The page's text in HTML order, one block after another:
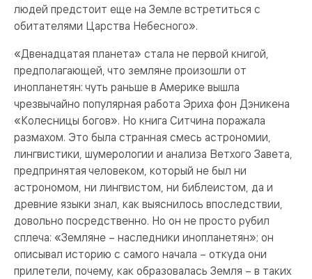
людей предстоит еще на Земле встретиться с
обитателями Царства Небесного».
«Двенадцатая планета» стала не первой книгой,
предполагающей, что земляне произошли от
инопланетян: чуть раньше в Америке вышла
чрезвычайно популярная работа Эриха фон Дэникена
«Колесницы богов». Но книга Ситчина поражала
размахом. Это была странная смесь астрономии,
лингвистики, шумерологии и анализа Ветхого Завета,
предпринятая человеком, который не был ни
астрономом, ни лингвистом, ни библеистом, да и
древние языки знал, как выяснилось впоследствии,
довольно посредственно. Но он не просто рубил
сплеча: «Земляне – наследники инопланетян»; он
описывал историю с самого начала – откуда они
прилетели, почему, как образовалась Земля – в таких